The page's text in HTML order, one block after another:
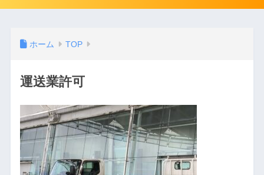
ホーム TOP
運送業許可